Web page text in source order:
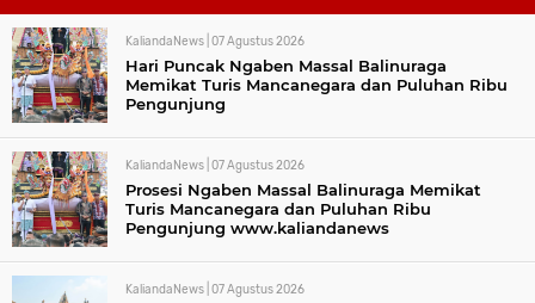
KaliandaNews | 07 Agustus 2026
Hari Puncak Ngaben Massal Balinuraga
Memikat Turis Mancanegara dan Puluhan Ribu
Pengunjung
KaliandaNews | 07 Agustus 2026
Prosesi Ngaben Massal Balinuraga Memikat
Turis Mancanegara dan Puluhan Ribu
Pengunjung www.kaliandanews
KaliandaNews | 07 Agustus 2026